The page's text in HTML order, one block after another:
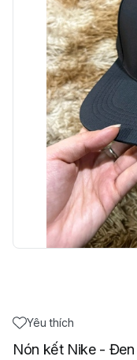
Yêu thích
Nón kết Nike - Đen